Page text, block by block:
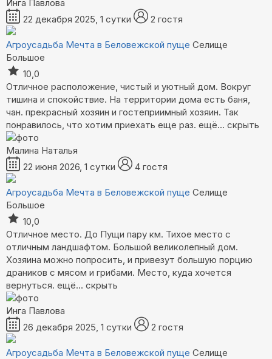
Инга Павлова
22 декабря 2025, 1 сутки
2 гостя
Агроусадьба Мечта в Беловежской пуще Селище
Большое
10,0
Отличное расположение, чистый и уютный дом. Вокруг
тишина и спокойствие. На территории дома есть баня,
чан. прекрасный хозяин и гостеприимный хозяин. Так
понравилось, что хотим приехать еще раз. ещё... скрыть
Малина Наталья
22 июня 2026, 1 сутки
4 гостя
Агроусадьба Мечта в Беловежской пуще Селище
Большое
10,0
Отличное место. До Пущи пару км. Тихое место с
отличным ландшафтом. Большой великолепный дом.
Хозяина можно попросить, и привезут большую порцию
драников с мясом и грибами. Место, куда хочется
вернуться. ещё... скрыть
Инга Павлова
26 декабря 2025, 1 сутки
2 гостя
Агроусадьба Мечта в Беловежской пуще Селище